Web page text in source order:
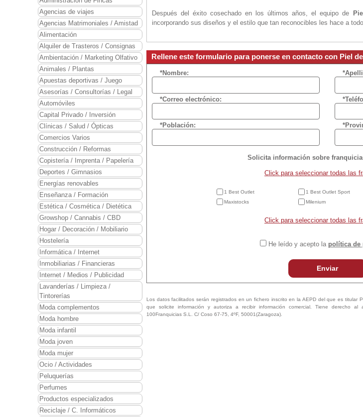
Agencias de viajes
Agencias Matrimoniales / Amistad
Alimentación
Alquiler de Trasteros / Consignas
Ambientación / Marketing Olfativo
Animales / Plantas
Apuestas deportivas / Juego
Asesorías / Consultorías / Legal
Automóviles
Capital Privado / Inversión
Clínicas / Salud / Ópticas
Comercios Varios
Construcción / Reformas
Copistería / Imprenta / Papelería
Deportes / Gimnasios
Energías renovables
Enseñanza / Formación
Estética / Cosmética / Dietética
Growshop / Cannabis / CBD
Hogar / Decoración / Mobiliario
Hostelería
Informática / Internet
Inmobiliarias / Financieras
Internet / Medios / Publicidad
Lavanderías / Limpieza /
Tintorerías
Moda complementos
Moda hombre
Moda infantil
Moda joven
Moda mujer
Ocio / Actividades
Peluquerías
Perfumes
Productos especializados
Reciclaje / C. Informáticos
Después del éxito cosechado en los últimos años, el equipo de
incorporando sus diseños y el estilo que tan reconocibles les hace a
Rellene este formulario para ponerse en contacto con Piel
*Nombre:
*Correo electrónico:
*Población:
Solicita información sobre
Click para seleccionar todas las
1 Best Outlet 1 Best Outlet Sport
Maxistocks
Milenium
Click para seleccionar todas las
He leído y acepto la política de
Enviar
Los datos facilitados serán registrados en un fichero inscrito en la AEPD del que es titular
que solicite información y autoriza a recibir información comercial. Tiene derecho al
100Franquicias S.L. C/ Coso 67-75, 4ºF, 50001(Zaragoza).